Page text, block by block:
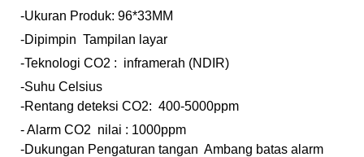
-Ukuran Produk: 96*33MM
-Dipimpin Tampilan layar
-Teknologi CO2 : inframerah (NDIR)
-Suhu Celsius
-Rentang deteksi CO2: 400-5000ppm
- Alarm CO2 nilai : 1000ppm
-Dukungan Pengaturan tangan Ambang batas alarm